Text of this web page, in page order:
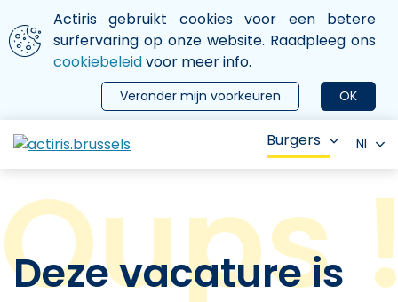
Aller au contenu principal
We gebruiken cookies
Actiris gebruikt cookies voor een betere
surfervaring op onze website. Raadpleeg ons
cookiebeleidvoor meer info.
OK
Verander mijn voorkeuren
le menu
Burgers Nl
Deze vacature is